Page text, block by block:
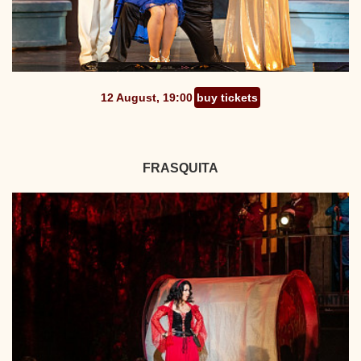
12 August, 19:00 buy tickets
FRASQUITA